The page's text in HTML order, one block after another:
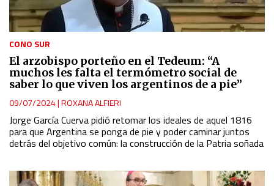
CONO SUR
El arzobispo porteño en el Tedeum: “A
muchos les falta el termómetro social de
saber lo que viven los argentinos de a pie”
09/07/2024|ROXANA ALFIERI
Jorge García Cuerva pidió retomar los ideales de aquel 1816
para que Argentina se ponga de pie y poder caminar juntos
detrás del objetivo común: la construcción de la Patria soñada